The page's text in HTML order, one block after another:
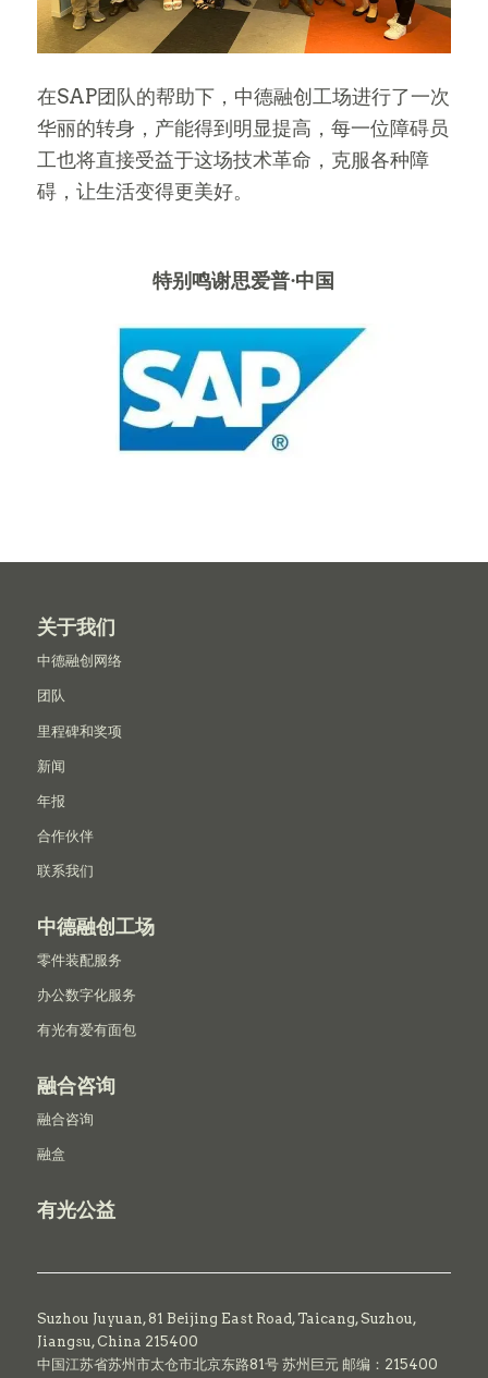
在SAP团队的帮助下，中德融创工场进行了一次
华丽的转身，产能得到明显提高，每一位障碍员
工也将直接受益于这场技术革命，克服各种障
碍，让生活变得更美好。
特别鸣谢思爱普·中国
关于我们
中德融创网络
团队
里程碑和奖项
新闻
年报
合作伙伴
联系我们
中德融创工场
零件装配服务
办公数字化服务
有光有爱有面包
融合咨询
融合咨询
融盒
有光公益
Suzhou Juyuan, 81 Beijing East Road,Taicang,Suzhou,
Jiangsu, China 215400
中国江苏省苏州市太仓市北京东路81号 苏州巨元 邮编：215400